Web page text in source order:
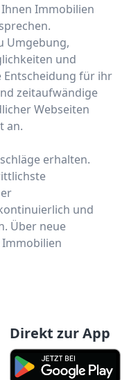
Immobilien
Umgebung,
und
Entscheidung für ihr
zeitaufwändige
Webseiten
an.
erhalten.
und
Über neue
Direkt zur App